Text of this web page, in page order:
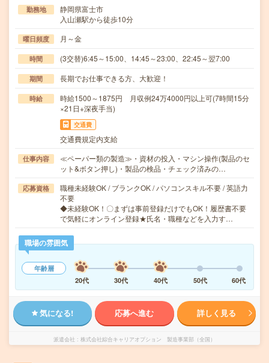
勤務地
静岡県富士市
入山瀬駅から徒歩10分
曜日頻度 月～金
時間 (3交替)6:45～15:00、14:45～23:00、22:45～翌7:00
期間 長期でお仕事できる方、大歓迎！
時給
時給1500～1875円 月収例24万4000円以上可(7時間15分
×21日+深夜手当)
交通費
交通費規定内支給
仕事内容
≪ペーパー類の製造≫・資材の投入・マシン操作(製品のセ
ット&ボタン押し)・製品の検品・チェック済みの…
応募資格
職種未経験OK / ブランクOK / パソコンスキル不要 / 英語力
不要
◆未経験OK！〇まずは事前登録だけでもOK！履歴書不要
で気軽にオンライン登録★氏名・職種などを入力す…
職場の雰囲気
年齢層
20代
30代 40代 50代 60代
気になる! 応募へ進む 詳しく見る
派遣会社 株式会社綜合キャリアオプション 製造事業部（全国）